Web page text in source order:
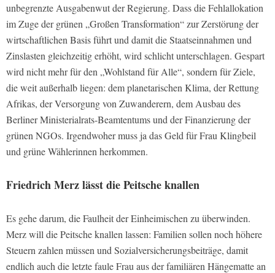
unbegrenzte Ausgabenwut der Regierung. Dass die Fehlallokation
im Zuge der grünen „Großen Transformation“ zur Zerstörung der
wirtschaftlichen Basis führt und damit die Staatseinnahmen und
Zinslasten gleichzeitig erhöht, wird schlicht unterschlagen. Gespart
wird nicht mehr für den „Wohlstand für Alle“, sondern für Ziele,
die weit außerhalb liegen: dem planetarischen Klima, der Rettung
Afrikas, der Versorgung von Zuwanderern, dem Ausbau des
Berliner Ministerialrats-Beamtentums und der Finanzierung der
grünen NGOs. Irgendwoher muss ja das Geld für Frau Klingbeil
und grüne Wählerinnen herkommen.
Friedrich Merz lässt die Peitsche knallen
Es gehe darum, die Faulheit der Einheimischen zu überwinden.
Merz will die Peitsche knallen lassen: Familien sollen noch höhere
Steuern zahlen müssen und Sozialversicherungsbeiträge, damit
endlich auch die letzte faule Frau aus der familiären Hängematte an